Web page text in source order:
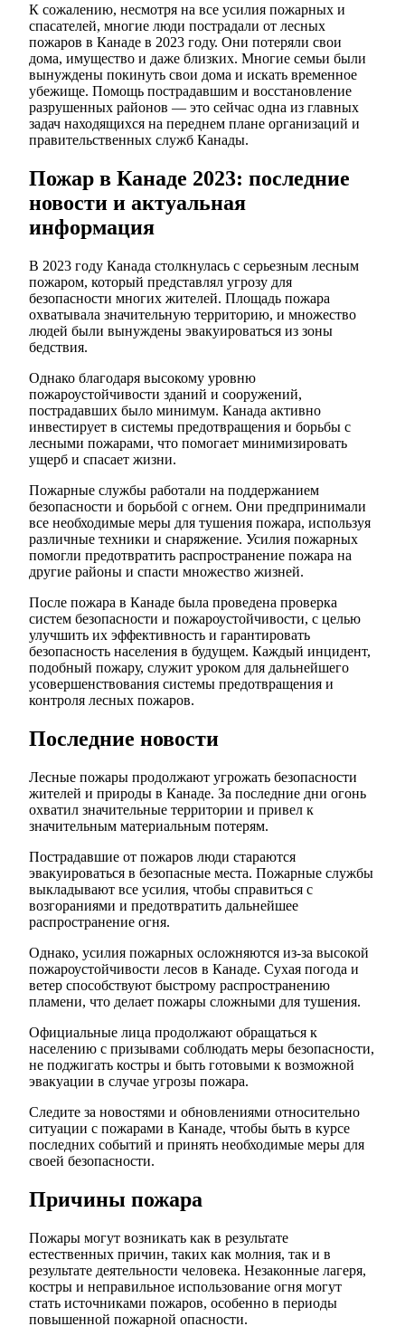
К сожалению, несмотря на все усилия пожарных и
спасателей, многие люди пострадали от лесных
пожаров в Канаде в 2023 году. Они потеряли свои
дома, имущество и даже близких. Многие семьи были
вынуждены покинуть свои дома и искать временное
убежище. Помощь пострадавшим и восстановление
разрушенных районов — это сейчас одна из главных
задач находящихся на переднем плане организаций и
правительственных служб Канады.
Пожар в Канаде 2023: последние
новости и актуальная
информация
В 2023 году Канада столкнулась с серьезным лесным
пожаром, который представлял угрозу для
безопасности многих жителей. Площадь пожара
охватывала значительную территорию, и множество
людей были вынуждены эвакуироваться из зоны
бедствия.
Однако благодаря высокому уровню
пожароустойчивости зданий и сооружений,
пострадавших было минимум. Канада активно
инвестирует в системы предотвращения и борьбы с
лесными пожарами, что помогает минимизировать
ущерб и спасает жизни.
Пожарные службы работали на поддержанием
безопасности и борьбой с огнем. Они предпринимали
все необходимые меры для тушения пожара, используя
различные техники и снаряжение. Усилия пожарных
помогли предотвратить распространение пожара на
другие районы и спасти множество жизней.
После пожара в Канаде была проведена проверка
систем безопасности и пожароустойчивости, с целью
улучшить их эффективность и гарантировать
безопасность населения в будущем. Каждый инцидент,
подобный пожару, служит уроком для дальнейшего
усовершенствования системы предотвращения и
контроля лесных пожаров.
Последние новости
Лесные пожары продолжают угрожать безопасности
жителей и природы в Канаде. За последние дни огонь
охватил значительные территории и привел к
значительным материальным потерям.
Пострадавшие от пожаров люди стараются
эвакуироваться в безопасные места. Пожарные службы
выкладывают все усилия, чтобы справиться с
возгораниями и предотвратить дальнейшее
распространение огня.
Однако, усилия пожарных осложняются из-за высокой
пожароустойчивости лесов в Канаде. Сухая погода и
ветер способствуют быстрому распространению
пламени, что делает пожары сложными для тушения.
Официальные лица продолжают обращаться к
населению с призывами соблюдать меры безопасности,
не поджигать костры и быть готовыми к возможной
эвакуации в случае угрозы пожара.
Следите за новостями и обновлениями относительно
ситуации с пожарами в Канаде, чтобы быть в курсе
последних событий и принять необходимые меры для
своей безопасности.
Причины пожара
Пожары могут возникать как в результате
естественных причин, таких как молния, так и в
результате деятельности человека. Незаконные лагеря,
костры и неправильное использование огня могут
стать источниками пожаров, особенно в периоды
повышенной пожарной опасности.